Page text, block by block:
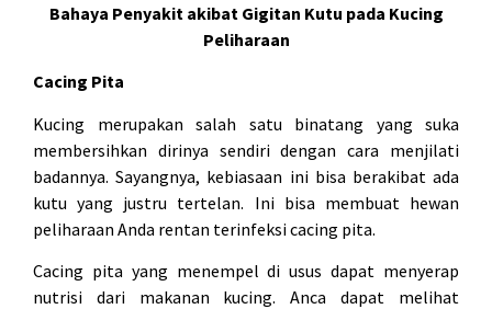
Bahaya Penyakit akibat Gigitan Kutu pada Kucing
Peliharaan
Cacing Pita
Kucing merupakan salah satu binatang yang suka
membersihkan dirinya sendiri dengan cara menjilati
badannya. Sayangnya, kebiasaan ini bisa berakibat ada
kutu yang justru tertelan. Ini bisa membuat hewan
peliharaan Anda rentan terinfeksi cacing pita.
Cacing pita yang menempel di usus dapat menyerap
nutrisi dari makanan kucing. Anca dapat melihat